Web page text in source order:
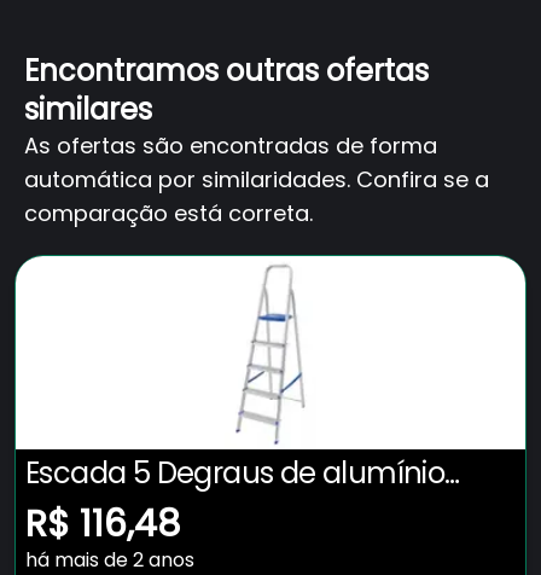
Encontramos outras ofertas
similares
As ofertas são encontradas de forma
automática por similaridades. Confira se a
comparação está correta.
Escada 5 Degraus de alumínio
tesoura Real Escadas
prateado/azul
R$ 116,48
há mais de 2 anos